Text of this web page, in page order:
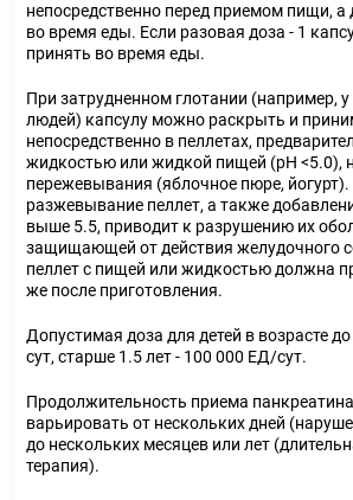
непосредственно перед приемом пищи, а
во время еды. Если разовая доза - 1
принять во время еды.
При затрудненном глотании (например,
людей) капсулу можно раскрыть и
непосредственно в пеллетах,
жидкостью или жидкой пищей (рН <5.0),
пережевывания (яблочное пюре,
разжевывание пеллет, а также
выше 5.5, приводит к разрушению их
защищающей от действия желудочного
пеллет с пищей или жидкостью должна
же после приготовления.
Допустимая доза для детей в возрасте
сут, старше 1.5 лет - 100 000 ЕД/сут.
Продолжительность приема
варьировать от нескольких дней
до нескольких месяцев или лет
терапия).